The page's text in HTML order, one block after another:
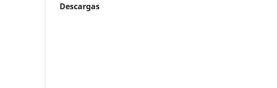
Descargas